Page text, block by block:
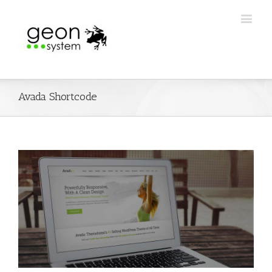
Avada Shortcode